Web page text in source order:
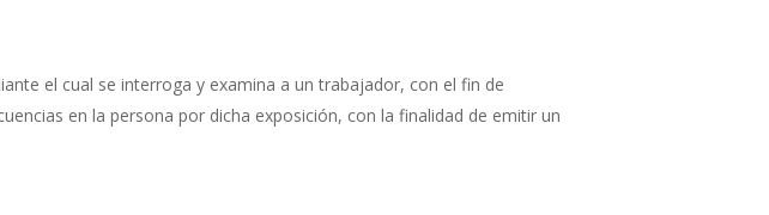
el cual se interroga y examina a un trabajador, con el fin de
en la persona por dicha exposición, con la finalidad de emitir un